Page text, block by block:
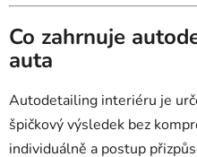
Co zahrnuje
auta
Autodetailing interiéru je
špičkový výsledek bez
individuálně a postup